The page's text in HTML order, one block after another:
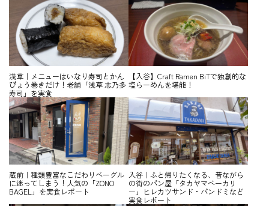
浅草｜メニューはいなり寿司とかん
ぴょう巻きだけ！老舗「浅草 志乃多
寿司」を実食
【入谷】Craft Ramen BiTで独創的な
塩らーめんを堪能！
蔵前｜種類豊富なこだわりベーグル
に迷ってしまう！人気の「ZONO
BAGEL」を実食レポート
入谷｜ふと帰りたくなる、昔ながら
の街のパン屋「タカヤマベーカリ
ー」ヒレカツサンド・パンドミなど
実食レポート